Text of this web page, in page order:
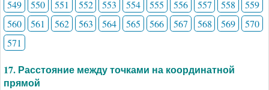
549
550 551 552 553 554 555 556 557 558
559
560
561 562 563 564 565 566 567 568 569
570
571
17. Расстояние между точками на координатной
прямой